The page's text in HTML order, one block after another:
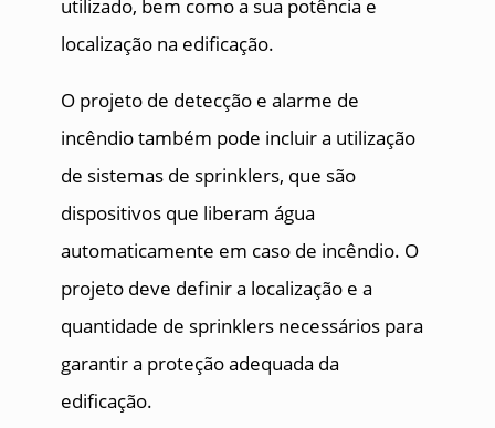
utilizado, bem como a sua potência e
localização na edificação.
O projeto de detecção e alarme de
incêndio também pode incluir a utilização
de sistemas de sprinklers, que são
dispositivos que liberam água
automaticamente em caso de incêndio. O
projeto deve definir a localização e a
quantidade de sprinklers necessários para
garantir a proteção adequada da
edificação.